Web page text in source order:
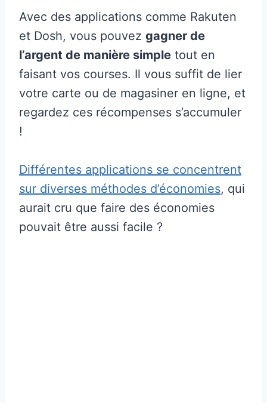
Avec des applications comme Rakuten
et Dosh, vous pouvez gagner de
l’argent de manière simple tout en
faisant vos courses. Il vous suffit de lier
votre carte ou de magasiner en ligne, et
regardez ces récompenses s’accumuler
!
Différentes applications se concentrent
sur diverses méthodes d’économies, qui
aurait cru que faire des économies
pouvait être aussi facile ?